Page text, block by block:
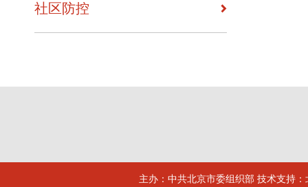
社区防控
主办：中共北京市委组织部 技术支持